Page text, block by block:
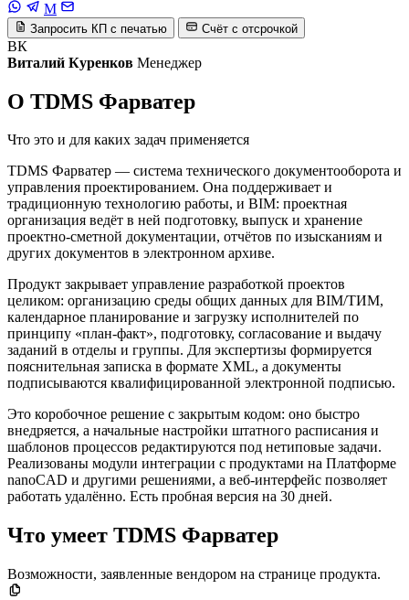
M
Запросить КП с печатью Счёт с отсрочкой
ВК
Виталий Куренков Менеджер
О TDMS Фарватер
Что это и для каких задач применяется
TDMS Фарватер — система технического документооборота и
управления проектированием. Она поддерживает и
традиционную технологию работы, и BIM: проектная
организация ведёт в ней подготовку, выпуск и хранение
проектно-сметной документации, отчётов по изысканиям и
других документов в электронном архиве.
Продукт закрывает управление разработкой проектов
целиком: организацию среды общих данных для BIM/ТИМ,
календарное планирование и загрузку исполнителей по
принципу «план-факт», подготовку, согласование и выдачу
заданий в отделы и группы. Для экспертизы формируется
пояснительная записка в формате XML, а документы
подписываются квалифицированной электронной подписью.
Это коробочное решение с закрытым кодом: оно быстро
внедряется, а начальные настройки штатного расписания и
шаблонов процессов редактируются под нетиповые задачи.
Реализованы модули интеграции с продуктами на Платформе
nanoCAD и другими решениями, а веб-интерфейс позволяет
работать удалённо. Есть пробная версия на 30 дней.
Что умеет TDMS Фарватер
Возможности, заявленные вендором на странице продукта.